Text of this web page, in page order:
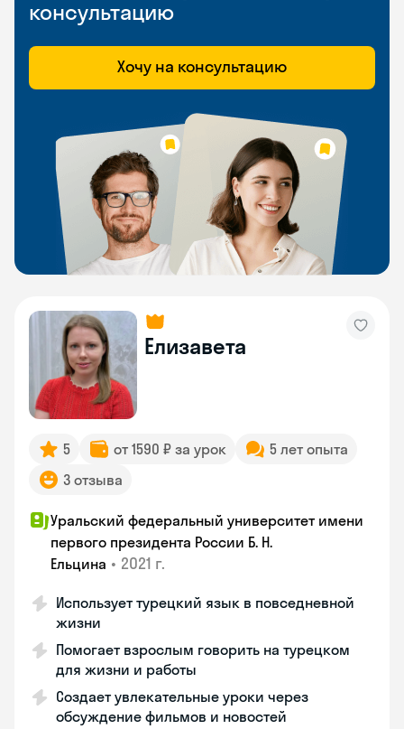
консультацию
Хочу на консультацию
Елизавета
5 от 1590 ₽ за урок
5 лет опыта
3 отзыва
Уральский федеральный университет имени
первого президента России Б. Н.
Ельцина • 2021 г.
Использует турецкий язык в повседневной
жизни
Помогает взрослым говорить на турецком
для жизни и работы
Создает увлекательные уроки через
обсуждение фильмов и новостей